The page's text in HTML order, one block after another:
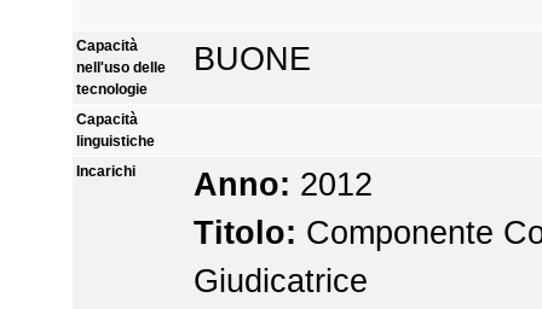
Capacità
nell'uso delle
tecnologie
BUONE
Capacità
linguistiche
Incarichi
Anno: 2012
Titolo: Componente
Giudicatrice